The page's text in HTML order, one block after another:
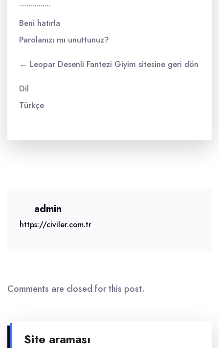
••••••••••••••••
Beni hatırla
Parolanızı mı unuttunuz?
← Leopar Desenli Fantezi Giyim sitesine geri dön
Dil
Türkçe
admin
https://civiler.com.tr
Comments are closed for this post.
Site araması